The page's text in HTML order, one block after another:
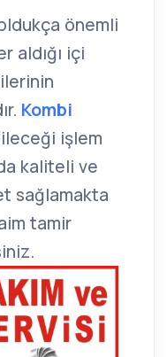
önemli
aldığı içi
Kombi
işlem
kaliteli ve
sağlamakta
tamir